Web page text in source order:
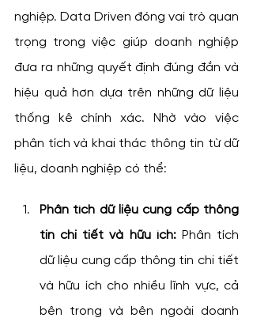
nghiệp. Data Driven đóng vai trò quan
trọng trong việc giúp doanh nghiệp
đưa ra những quyết định đúng đắn và
hiệu quả hơn dựa trên những dữ liệu
thống kê chính xác. Nhờ vào việc
phân tích và khai thác thông tin từ dữ
liệu, doanh nghiệp có thể:
Phân tích dữ liệu cung cấp thông
tin chi tiết và hữu ích: Phân tích
dữ liệu cung cấp thông tin chi tiết
và hữu ích cho nhiều lĩnh vực, cả
bên trong và bên ngoài doanh